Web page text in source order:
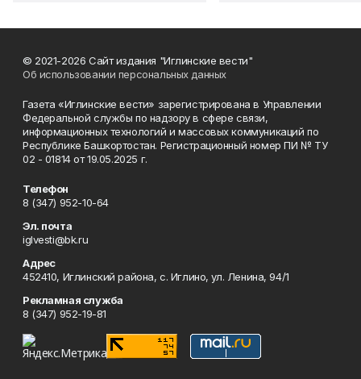
© 2021-2026 Сайт издания "Иглинские вести"
Об использовании персональных данных
Газета «Иглинские вести» зарегистрирована в Управлении
Федеральной службы по надзору в сфере связи,
информационных технологий и массовых коммуникаций по
Республике Башкортостан. Регистрационный номер ПИ № ТУ
02 - 01814 от 19.05.2025 г.
Телефон
8 (347) 952-10-64
Эл. почта
iglvesti@bk.ru
Адрес
452410, Иглинский района, с. Иглино, ул. Ленина, 94/1
Рекламная служба
8 (347) 952-19-81